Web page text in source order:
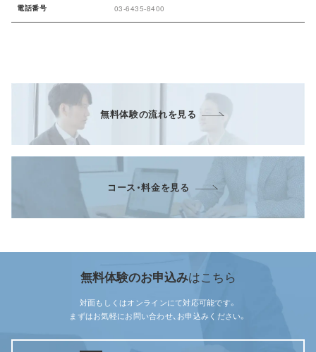
電話番号 03-6435-8400
無料体験の流れを見る
コース・料金を見る
無料体験のお申込みはこちら
対面もしくはオンラインにて対応可能です。
まずはお気軽にお問い合わせ、お申込みください。